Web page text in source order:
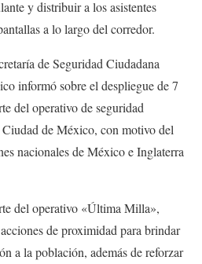
y distribuir a los asistentes
a lo largo del corredor.
de Seguridad Ciudadana
informó sobre el despliegue de 7
del operativo de seguridad
de México, con motivo del
nacionales de México e Inglaterra
del operativo «Última Milla»,
de proximidad para brindar
a la población, además de reforzar